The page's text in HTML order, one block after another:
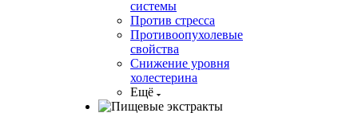
системы
Против стресса
Противоопухолевые
свойства
Снижение уровня
холестерина
Ещё